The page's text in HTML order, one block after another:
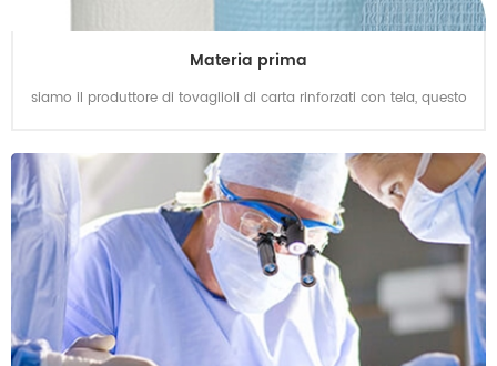
Materia prima
siamo il produttore di tovaglioli di carta rinforzati con tela, questo
1 velo che ricopre in esso, ha le caratteristiche di forte tensione, alto
assorbimento e nel frattempo senza pelucchi senza graffi di carta.
possiamo venderlo in grandi rotoli di materie prime e prodotti
correlati come fogli di carta o piccoli rotoli come requisiti dei
clienti!